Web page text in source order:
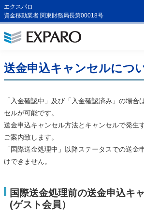
エクスパロ
資金移動業者 関東財務局長第00018号
送金申込キャンセルにつ
「入金確認中」及び「入金確認済み」の場合
セルが可能です。
送金申込キャンセル方法とキャンセルで発生
ご案内致します。
「国際送金処理中」以降ステータスでの送金
けできません。
国際送金処理前の送金申込キ
(ゲスト会員）